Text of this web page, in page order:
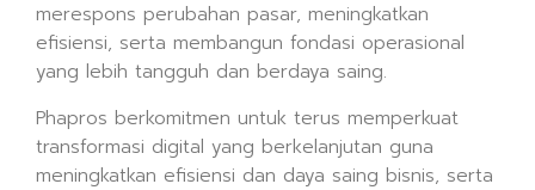
merespons perubahan pasar, meningkatkan
efisiensi, serta membangun fondasi operasional
yang lebih tangguh dan berdaya saing.
Phapros berkomitmen untuk terus memperkuat
transformasi digital yang berkelanjutan guna
meningkatkan efisiensi dan daya saing bisnis, serta